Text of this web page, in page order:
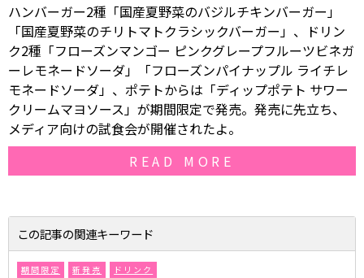
ハンバーガー2種「国産夏野菜のバジルチキンバーガー」
「国産夏野菜のチリトマトクラシックバーガー」、ドリン
ク2種「フローズンマンゴー ピンクグレープフルーツビネガ
ーレモネードソーダ」「フローズンパイナップル ライチレ
モネードソーダ」、ポテトからは「ディップポテト サワー
クリームマヨソース」が期間限定で発売。発売に先立ち、
メディア向けの試食会が開催されたよ。
READ MORE
この記事の関連キーワード
期間限定 新発売 ドリンク